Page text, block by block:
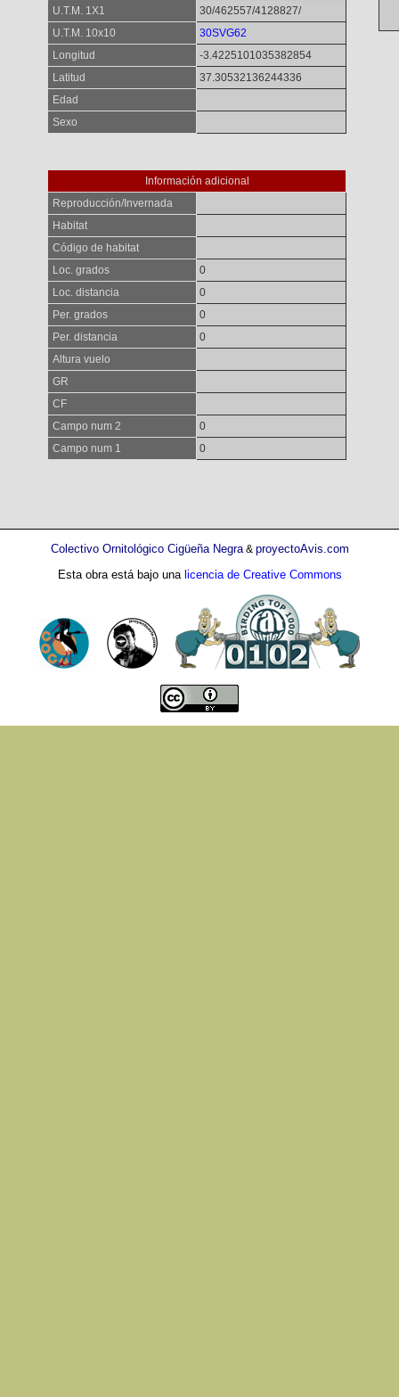
U.T.M. 1X1
30/462557/4128827/
U.T.M. 10x10
30SVG62
Longitud
-3.4225101035382854
Latitud
37.30532136244336
Edad
Sexo
Información adicional
Reproducción/Invernada
Habitat
Código de habitat
Loc. grados
0
Loc. distancia
0
Per. grados
0
Per. distancia
0
Altura vuelo
GR
CF
Campo num 2
0
Campo num 1
0
Colectivo Ornitológico Cigüeña Negra& proyectoAvis.com
Esta obra está bajo una licencia de Creative Commons